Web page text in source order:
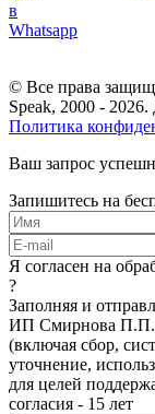
© Все права
Speak, 2000 -
Политика
Ваш запрос
Запишитесь на
Я согласен на
?
Заполняя и
ИП Смирнова П.П.
(включая сбор,
уточнение,
для целей
согласия - 15 лет